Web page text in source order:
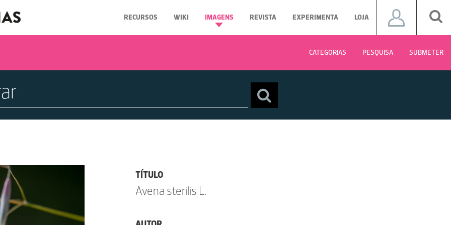
RECURSOS WIKI IMAGENS REVISTA EXPERIMENTA LOJA
CATEGORIAS PESQUISA SUBMETER
TÍTULO
Avena sterilis L.